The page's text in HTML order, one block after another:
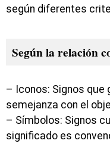
según diferentes
Según la relación
– Iconos: Signos que
semejanza con el
– Símbolos: Signos
significado es